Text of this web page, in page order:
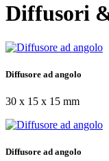
Diffusori
Diffusore ad angolo
30 x 15 x 15 mm
Diffusore ad angolo